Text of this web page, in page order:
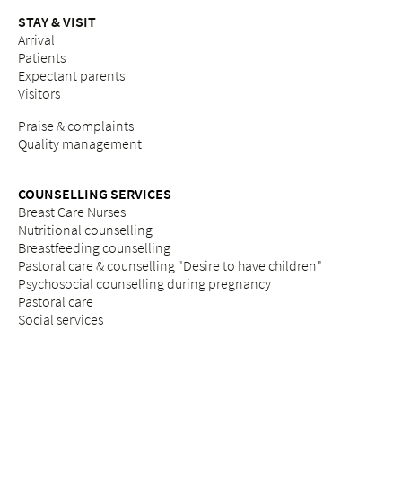
STAY & VISIT
Arrival
Patients
Expectant parents
Visitors
Praise & complaints
Quality management
COUNSELLING SERVICES
Breast Care Nurses
Nutritional counselling
Breastfeeding counselling
Pastoral care & counselling "Desire to have children"
Psychosocial counselling during pregnancy
Pastoral care
Social services